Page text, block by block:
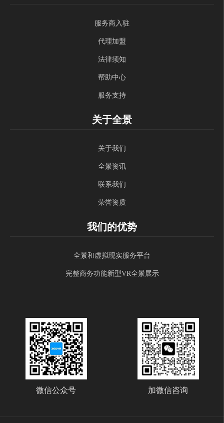
服务商入驻
代理加盟
法律须知
帮助中心
服务支持
关于全景
关于我们
全景资讯
联系我们
荣誉资质
我们的优势
全景和虚拟现实服务平台
完整商务功能新型VR全景展示
微信公众号 加微信咨询